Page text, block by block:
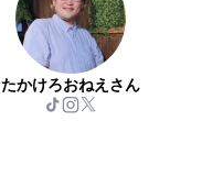
たかけろおねえさん